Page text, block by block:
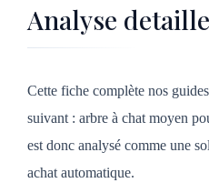
Analyse
Cette fiche complète nos
suivant : arbre à chat moyen
est donc analysé comme une
achat automatique.